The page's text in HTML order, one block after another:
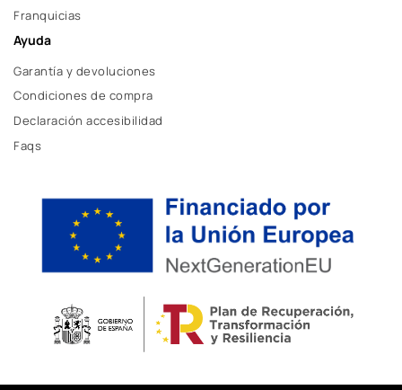
Franquicias
Ayuda
Garantía y devoluciones
Condiciones de compra
Declaración accesibilidad
Faqs